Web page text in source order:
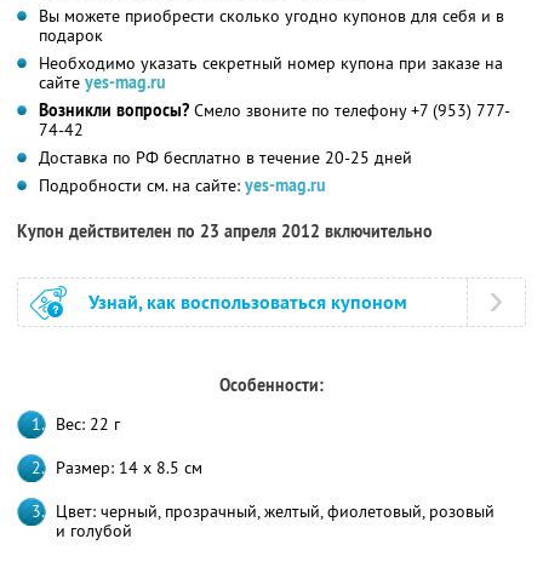
Вы можете приобрести сколько угодно купонов для себя и в
подарок
Необходимо указать секретный номер купона при заказе на
сайте yes-mag.ru
Возникли вопросы? Смело звоните по телефону +7 (953) 777-
74-42
Доставка по РФ бесплатно в течение 20-25 дней
Подробности см. на сайте: yes-mag.ru
Купон действителен по 23 апреля 2012 включительно
Узнай, как воспользоваться купоном
Особенности:
Вес: 22 г
Размер: 14 x 8.5 см
Цвет: черный, прозрачный, желтый, фиолетовый, розовый
и голубой